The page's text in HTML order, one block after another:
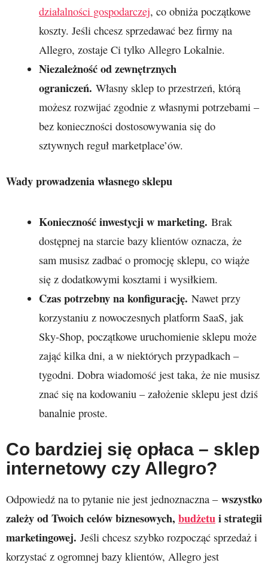
działalności gospodarczej, co obniża początkowe
koszty. Jeśli chcesz sprzedawać bez firmy na
Allegro, zostaje Ci tylko Allegro Lokalnie.
Niezależność od zewnętrznych
ograniczeń. Własny sklep to przestrzeń, którą
możesz rozwijać zgodnie z własnymi potrzebami –
bez konieczności dostosowywania się do
sztywnych reguł marketplace’ów.
Wady prowadzenia własnego sklepu
Konieczność inwestycji w marketing. Brak
dostępnej na starcie bazy klientów oznacza, że
sam musisz zadbać o promocję sklepu, co wiąże
się z dodatkowymi kosztami i wysiłkiem.
Czas potrzebny na konfigurację.Nawet przy
korzystaniu z nowoczesnych platform SaaS, jak
Sky-Shop, początkowe uruchomienie sklepu może
zająć kilka dni, a w niektórych przypadkach –
tygodni. Dobra wiadomość jest taka, że nie musisz
znać się na kodowaniu – założenie sklepu jest dziś
banalnie proste.
Co bardziej się opłaca – sklep
internetowy czy Allegro?
Odpowiedź na to pytanie nie jest jednoznaczna – wszystko
zależy od Twoich celów biznesowych, budżetui strategii
marketingowej. Jeśli chcesz szybko rozpocząć sprzedaż i
korzystać z ogromnej bazy klientów, Allegro jest